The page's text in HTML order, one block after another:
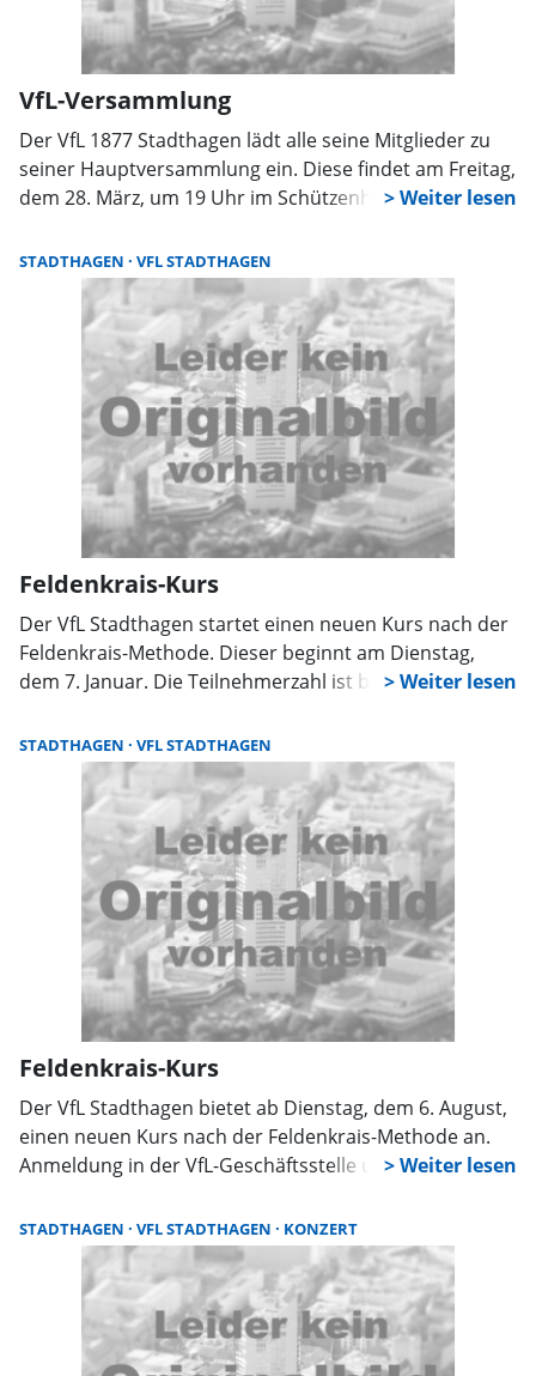
VfL-Versammlung
Der VfL 1877 Stadthagen lädt alle seine Mitglieder zu
seiner Hauptversammlung ein. Diese findet am Freitag,
dem 28. März, um 19 Uhr im Schützenhaus Stadthagen
Ehrungen, Wahlen und die Berichte des Vorstandes.
STADTHAGEN VFL STADTHAGEN
Feldenkrais-Kurs
Der VfL Stadthagen startet einen neuen Kurs nach der
Feldenkrais-Methode. Dieser beginnt am Dienstag,
dem 7. Januar. Die Teilnehmerzahl ist begrenzt.
Geschäftsstelle des VfL unter 05721/4422 zu ihren
Öffnungszeiten (Montag bis Freitag, 10 Uhr bis 12 Uhr).
STADTHAGEN VFL STADTHAGEN
Feldenkrais-Kurs
Der VfL Stadthagen bietet ab Dienstag, dem 6. August,
einen neuen Kurs nach der Feldenkrais-Methode an.
Anmeldung in der VfL-Geschäftsstelle unter
STADTHAGEN VFL STADTHAGEN KONZERT